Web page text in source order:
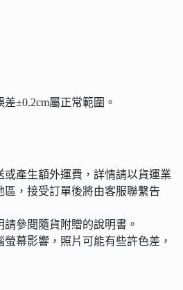
±0.2cm屬正常範圍。
產生額外運費，詳情請以貨運業
，接受訂單後將由客服聯繫告
參閱隨貨附贈的說明書。
幕影響，照片可能有些許色差，